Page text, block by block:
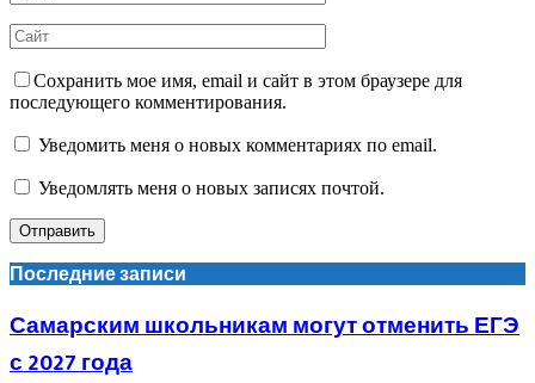
Сохранить мое имя, email и сайт в этом браузере для
последующего комментирования.
Уведомить меня о новых комментариях по email.
Уведомлять меня о новых записях почтой.
Последние записи
Самарским школьникам могут отменить ЕГЭ
с 2027 года